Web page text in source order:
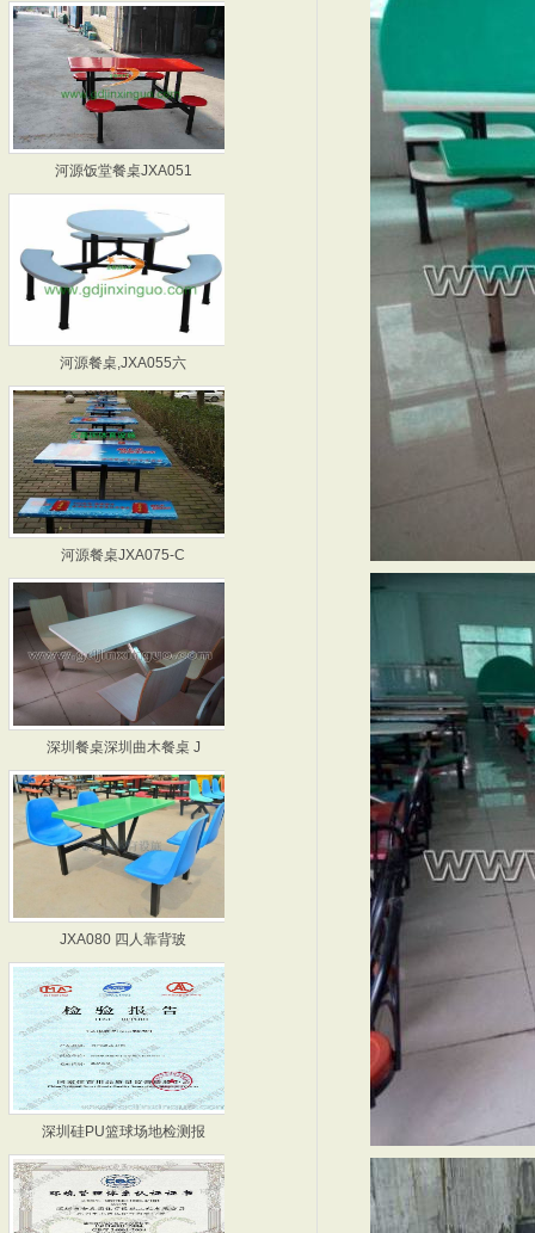
河源饭堂餐桌JXA051 深圳饭堂餐桌JXA054
河源餐桌,JXA055六 深圳餐桌,JXA064六
河源餐桌JXA075-C
深圳餐桌深圳曲木餐桌 J 惠州餐桌 JXA099
JXA080 四人靠背玻 篮球场厂家-河源篮球场厂
深圳硅PU篮球场地检测报 硅PU篮球场检测报告 深